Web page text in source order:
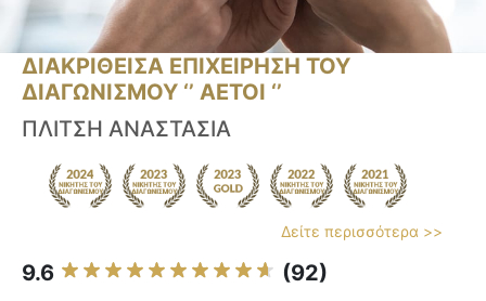
ΔΙΑΚΡΙΘΕΙΣΑ ΕΠΙΧΕΙΡΗΣΗ ΤΟΥ
ΔΙΑΓΩΝΙΣΜΟΥ ‘’ ΑΕΤΟΙ ‘’
ΠΛΙΤΣΗ ΑΝΑΣΤΑΣΙΑ
Δείτε περισσότερα >>
9.6 (92)